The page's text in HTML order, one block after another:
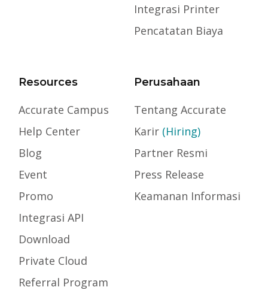
Integrasi Printer
Pencatatan Biaya
Resources
Accurate Campus
Help Center
Blog
Event
Promo
Integrasi API
Download
Private Cloud
Referral Program
Perusahaan
Tentang Accurate
Karir (Hiring)
Partner Resmi
Press Release
Keamanan Informasi